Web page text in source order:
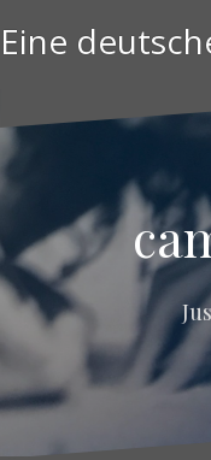
Inhalt
springen
Eine